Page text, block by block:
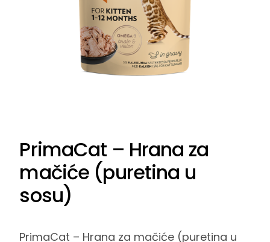
PrimaCat – Hrana za
mačiće (puretina u
sosu)
PrimaCat – Hrana za mačiće (puretina u